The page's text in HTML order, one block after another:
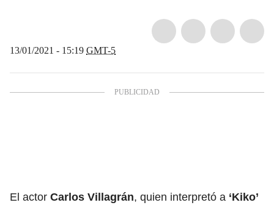
13/01/2021 - 15:19 GMT-5
El actor Carlos Villagrán, quien interpretó a ‘Kiko’